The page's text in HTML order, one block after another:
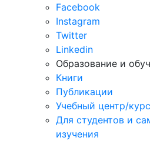
Facebook
Instagram
Twitter
Linkedin
Образование и
Книги
Публикации
Учебный центр/
Для студентов и
изучения